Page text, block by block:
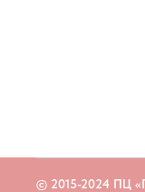
© 2015-2024 ПЦ